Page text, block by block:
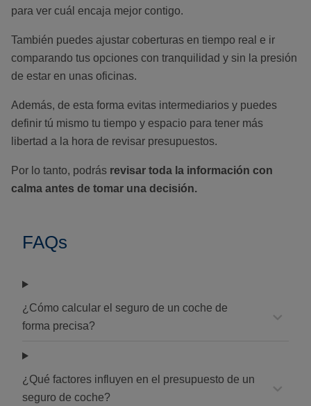
para ver cuál encaja mejor contigo.
También puedes ajustar coberturas en tiempo real e ir
comparando tus opciones con tranquilidad y sin la presión
de estar en unas oficinas.
Además, de esta forma evitas intermediarios y puedes
definir tú mismo tu tiempo y espacio para tener más
libertad a la hora de revisar presupuestos.
Por lo tanto, podrás revisar toda la información con
calma antes de tomar una decisión.
FAQs
¿Cómo calcular el seguro de un coche de
forma precisa?
¿Qué factores influyen en el presupuesto de un
seguro de coche?